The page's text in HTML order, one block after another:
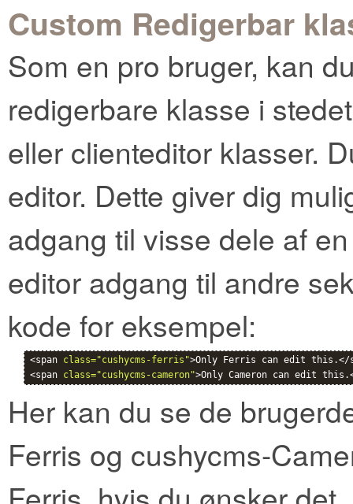
Custom Redigerbar
Som en pro bruger, kan
redigerbare klasse i
eller clienteditor klasser.
editor. Dette giver dig
adgang til visse dele af
editor adgang til andre
kode for eksempel:
<span class="cushycms-ferris">Only Ferris can edit this.</
<span class="cushycms-cameron">Only Cameron can edit
Her kan du se de
Ferris og cushycms-